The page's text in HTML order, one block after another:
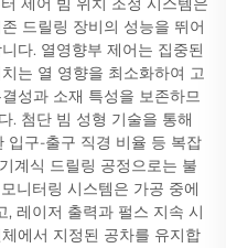
드릴링 장비의 성능을 뛰어
다. 열영향부 제어는 집중된
는 열 영향을 최소화하여 고
성과 소재 특성을 보존하므
. 첨단 빔 성형 기술을 통해
입구-출구 직경 비율 등 복잡
계식 드릴링 공정으로는 불
니터링 시스템은 가공 중에
레이저 출력과 펄스 지속 시
에서 지정된 공차를 유지합